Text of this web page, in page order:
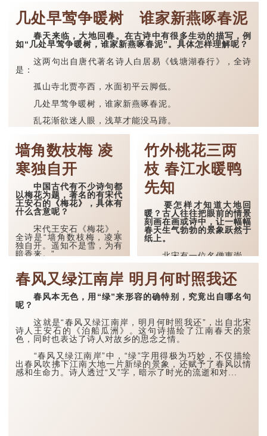
涧》，原文是：
独怜幽草涧边生，上有
黄鹂深树鸣。
无人舟自横。
涧的幽静景色，表达了诗人
宁静与孤独。前两句“独怜
鸣”描绘了涧边的幽草与树
丛中的黄鹂，营造出一种清
几处早莺争暖树 谁家新燕啄春泥
春天来临，大地回春。在古诗中有很多生动的描写，例
如“几处早莺争暖树，谁家新燕啄春泥”。具体怎样理解呢？
这两句出自唐代著名诗人白居易《钱塘湖春行》，全诗
是：
孤山寺北贾亭西，水面初平云脚低。
几处早莺争暖树，谁家新燕啄春泥。
乱花渐欲迷人眼，浅草才能没马蹄。
诗人描绘了早春时节西湖的美景。诗人从孤山寺北出
发，沿途看到早莺、新燕、野花、浅草，从中感受到春天...
墙角数枝梅 凌
寒独自开
中国古代有不少诗句都
以梅花为题，著名的有宋代
王安石的《梅花》，具体有
什么含意呢？
宋代王安石《梅花》，
全诗是“墙角数枝梅，凌寒
独自开。遥知不是雪，为有
暗香来。”
墙角数枝梅，凌寒独自
开：
墙角有几枝梅花，正冒
着严寒独自盛开。 “墙
僻，不引人注目，但梅花毫
不在意，依然独自开放。这
里既凸显了梅花的孤傲，也
展现了它不畏严寒的坚韧。
遥知不是雪，为有暗
香...
竹外桃花三两
枝 春江水暖鸭
先知
要怎样才知道大地回
暖？古人往往把眼前的情景
刻画在画或诗中，让一幅幅
春天生气勃勃的景象跃然于
纸上。
北宋有一位名僧惠崇，
他精通画画，常能把眼前美
景用画笔呈现出来。有一天
他看到眼前的桃花绽放了两
三枝，又看到江水上的鸭子
悠然畅泳，于是就用画笔把
后来，诗人苏轼又在此
画上题诗《惠崇春江晚景》
二首，其中一首便是：“竹
先知；蒌蒿满地芦芽短，正
是河豚欲上时。”如今...
春风又绿江南岸 明月何时照我还
春风本无色，用“绿”来形容的确特别，究竟出自哪名句
呢？
这就是“春风又绿江南岸，明月何时照我还”，出自北宋
诗人王安石的《泊船瓜洲》。这句诗描绘了江南春天的景
色，同时也表达了诗人对故乡的思念之情。
“春风又绿江南岸”中，“绿”字用得极为巧妙，不仅描绘
出春风吹拂下江南大地一片新绿的景象，还赋予了春风以情
感和生命力。诗人透过“又”字，暗示了时光的流逝和对...